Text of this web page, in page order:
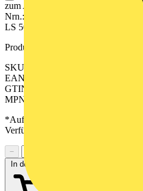
zum Aufklipsen auf F 50-Module
Nrn.: LS 5073 TSM, LS 5293 1ST,
LS 5073 RF TSM, LS 5236 TSM,
Produktkennzeichen
SKU: AL2503TSAD
EAN: 4011377140776
GTIN: 4011377140776
MPN: AL 2503 TSA D
*Auf Anfrage verfügbar - bitte in
Verfügbarkeit zu prüfen
−
In den Warenkorb